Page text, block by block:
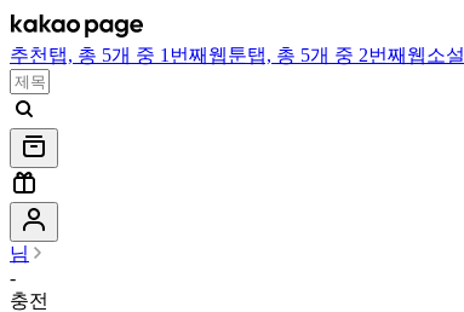
추천 탭, 총 5개 중 1번째 웹툰탭, 총 5개 중 2번째 웹소설
님
-
충전